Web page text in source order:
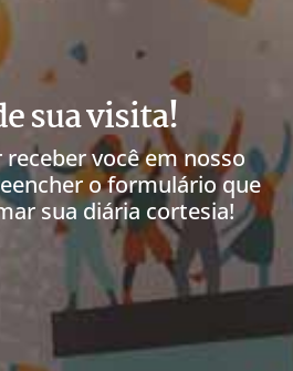
sua visita!
receber você em nosso
o formulário que
sua diária cortesia!